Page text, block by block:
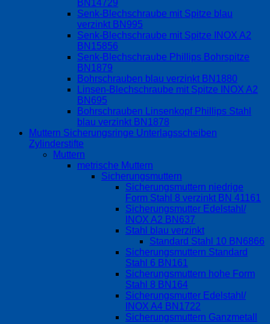
BN14729
Senk-Blechschraube mit Spitze blau
verzinkt BN995
Senk-Blechschraube mit Spitze INOX A2
BN15856
Senk-Blechschraube Phillips Bohrspitze
BN1879
Bohrschrauben blau verzinkt BN1880
Linsen-Blechschraube mit Spitze INOX A2
BN695
Bohrschrauben Linsenkopf Phillips Stahl
blau verzinkt BN1878
Muttern Sicherungsringe Unterlagsscheiben
Zylinderstifte
Muttern
metrische Muttern
Sicherungsmuttern
Sicherungsmuttern niedrige
Form Stahl 8 verzinkt BN 41161
Sicherungsmutter Edelstahl/
INOX A2 BN637
Stahl blau verzinkt
Standard Stahl 10 BN6866
Sicherungsmuttern Standard
Stahl 6 BN161
Sicherungsmuttern hohe Form
Stahl 8 BN164
Sicherungsmutter Edelstahl/
INOX A4 BN1722
Sicherungsmuttern Ganzmetall